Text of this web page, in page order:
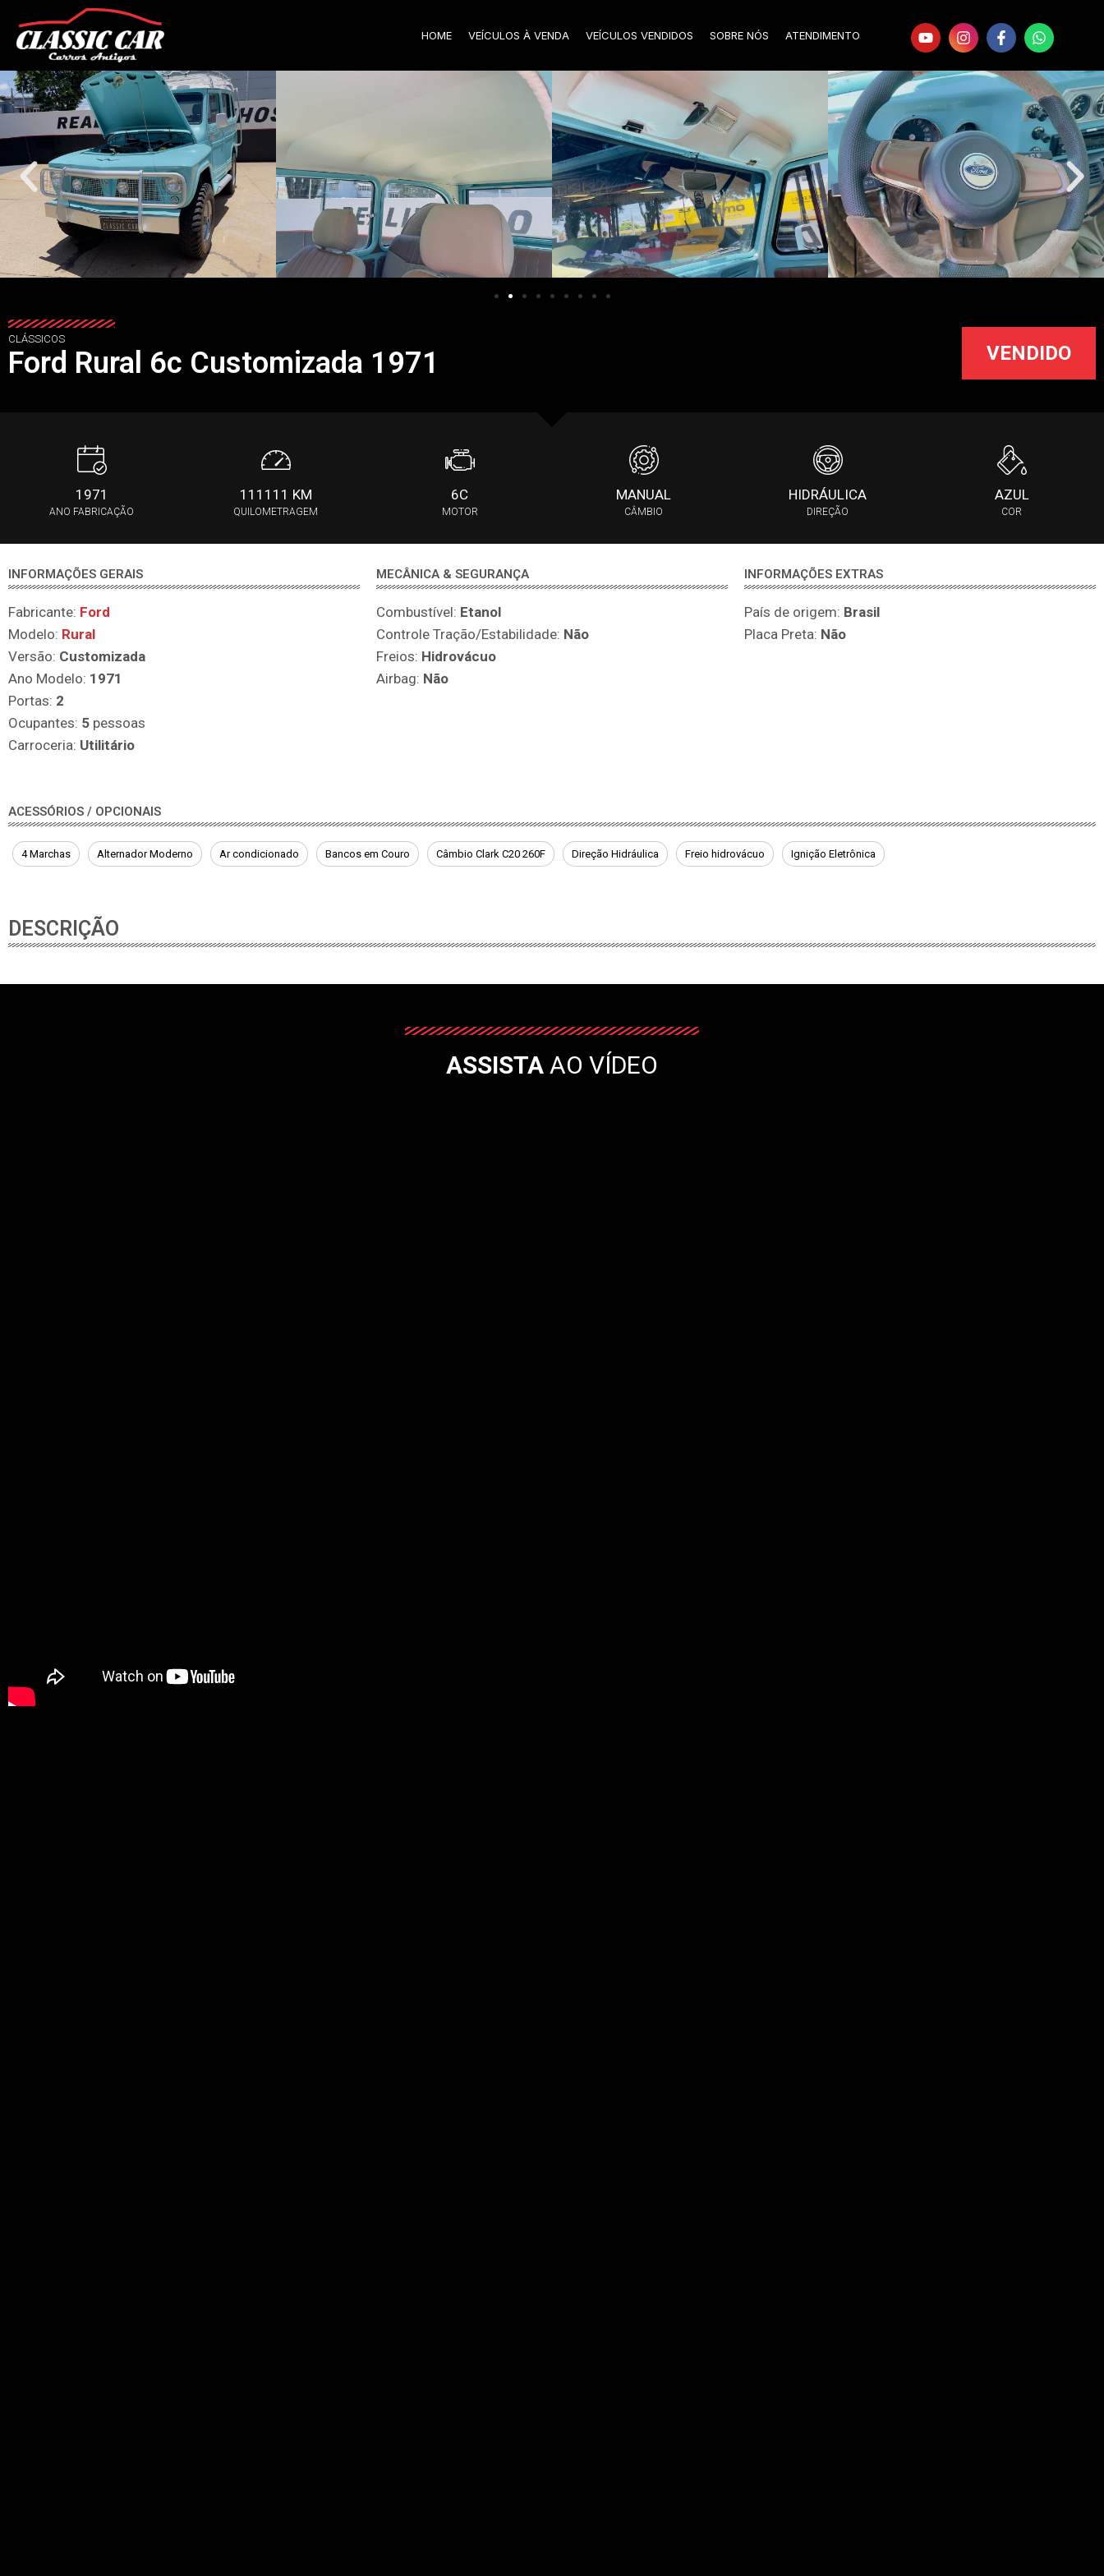
HOME VEÍCULOS À VENDA VEÍCULOS VENDIDOS SOBRE NÓS ATENDIMENTO
CLÁSSICOS
Ford Rural 6c Customizada 1971 VENDIDO
1971
ANO FABRICAÇÃO
111111 KM
QUILOMETRAGEM
6C
MOTOR
MANUAL
CÂMBIO
HIDRÁULICA
DIREÇÃO
AZUL
COR
INFORMAÇÕES GERAIS
Fabricante: Ford
Modelo: Rural
Versão: Customizada
Ano Modelo: 1971
Portas: 2
Ocupantes: 5 pessoas
Carroceria: Utilitário
MECÂNICA & SEGURANÇA
Combustível: Etanol
Controle Tração/Estabilidade: Não
Freios: Hidrovácuo
Airbag: Não
INFORMAÇÕES EXTRAS
País de origem: Brasil
Placa Preta: Não
ACESSÓRIOS / OPCIONAIS
4 Marchas Alternador Moderno Ar condicionado Bancos em Couro Câmbio Clark C20 260F Direção Hidráulica Freio hidrovácuo Ignição Eletrônica
DESCRIÇÃO
ASSISTA AO VÍDEO